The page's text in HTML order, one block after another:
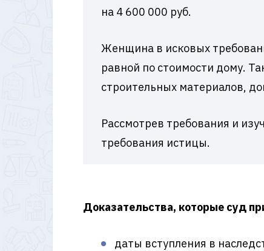
на 4 600 000 руб.
Женщина в исковых
равной по стоимости дому.
строительных материалов,
Рассмотрев требования и
требования истицы.
Доказательства, которые суд
даты вступления в